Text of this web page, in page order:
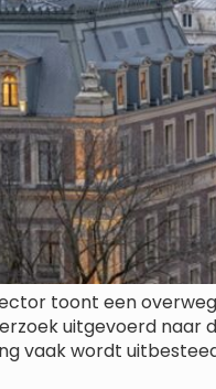
toont een
uitgevoerd
vaak wordt